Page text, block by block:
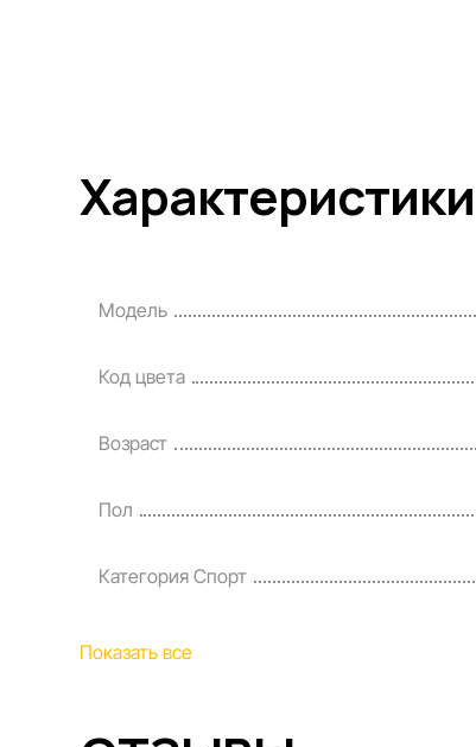
Характеристики
Модель
Код цвета
Возраст
Пол
Категория Спорт
Показать все